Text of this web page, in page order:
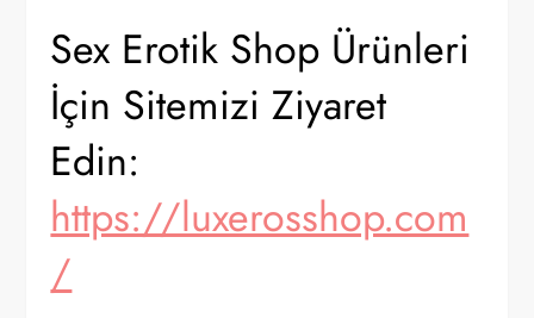
Sex Erotik Shop Ürünleri
İçin Sitemizi Ziyaret
Edin:
https://luxerosshop.com
/